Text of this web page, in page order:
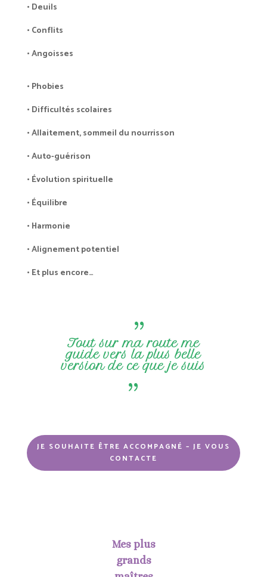
• Deuils
• Conflits
• Angoisses
• Phobies
• Difficultés scolaires
• Allaitement, sommeil du nourrisson
• Auto-guérison
• Évolution spirituelle
• Équilibre
• Harmonie
• Alignement potentiel
• Et plus encore…
{
Tout sur ma route me
guide vers la plus belle
version de ce que je suis
{
JE SOUHAITE ÊTRE ACCOMPAGNÉ – JE VOUS
CONTACTE
Mes plus
grands